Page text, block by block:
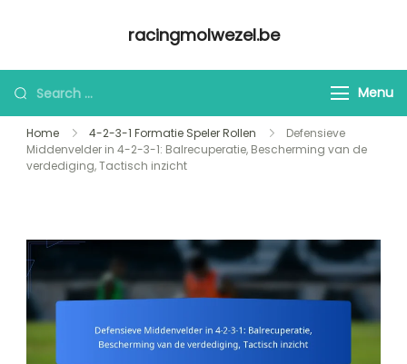
racingmolwezel.be
Looking
for
Something?
Menu
Home 4-2-3-1 Formatie Speler Rollen
Defensieve
Middenvelder in 4-2-3-1: Balrecuperatie, Bescherming van de
verdediging, Tactisch inzicht